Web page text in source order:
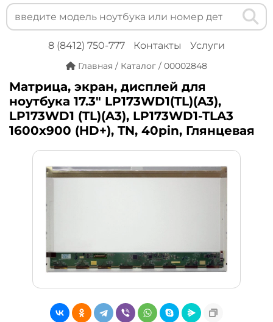
8 (8412) 750-777 Контакты Услуги
Главная / Каталог / 00002848
Матрица, экран, дисплей для
ноутбука 17.3" LP173WD1(TL)(A3),
LP173WD1 (TL)(A3), LP173WD1-TLA3
1600x900 (HD+), TN, 40pin, Глянцевая